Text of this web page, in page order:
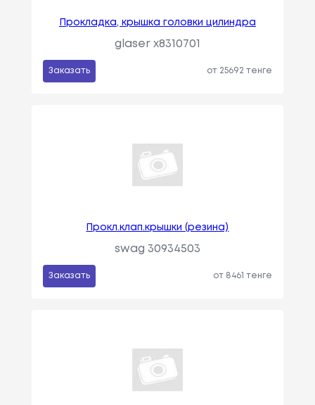
Прокладка, крышка головки цилиндра
glaser x8310701
Заказать от 25692 тенге
Прокл.клап.крышки (резина)
swag 30934503
Заказать от 8461 тенге